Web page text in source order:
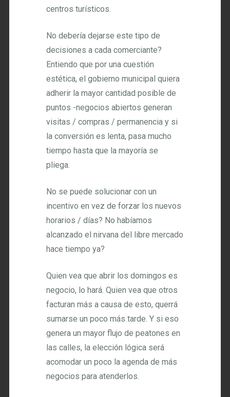
centros turísticos.
No debería dejarse este tipo de
decisiones a cada comerciante?
Entiendo que por una cuestión
estética, el gobierno municipal quiera
adherir la mayor cantidad posible de
puntos -negocios abiertos generan
visitas / compras / permanencia y si
la conversión es lenta, pasa mucho
tiempo hasta que la mayoría se
pliega.
No se puede solucionar con un
incentivo en vez de forzar los nuevos
horarios / días? No habíamos
alcanzado el nirvana del libre mercado
hace tiempo ya?
Quien vea que abrir los domingos es
negocio, lo hará. Quien vea que otros
facturan más a causa de esto, querrá
sumarse un poco más tarde. Y si eso
genera un mayor flujo de peatones en
las calles, la elección lógica será
acomodar un poco la agenda de más
negocios para atenderlos.